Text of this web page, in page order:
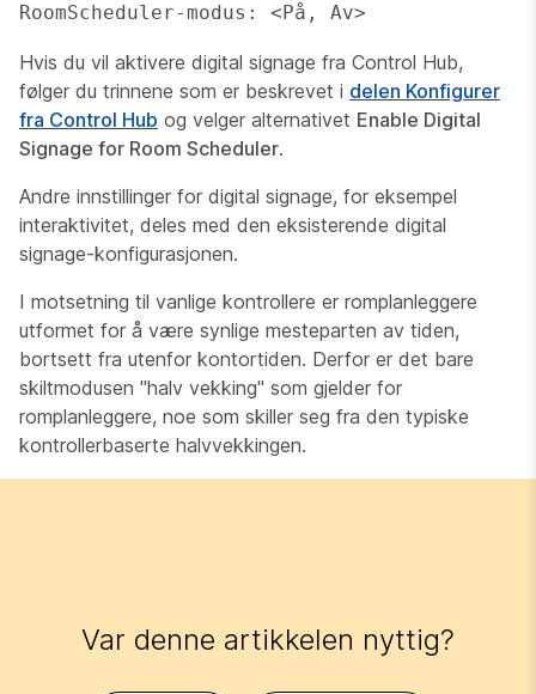
RoomScheduler-modus: <På, Av>
Hvis du vil aktivere digital signage fra Control Hub,
følger du trinnene som er beskrevet i delen Konfigurer
fra Control Hub og velger alternativet Enable Digital
Signage for Room Scheduler.
Andre innstillinger for digital signage, for eksempel
interaktivitet, deles med den eksisterende digital
signage-konfigurasjonen.
I motsetning til vanlige kontrollere er romplanleggere
utformet for å være synlige mesteparten av tiden,
bortsett fra utenfor kontortiden. Derfor er det bare
skiltmodusen "halv vekking" som gjelder for
romplanleggere, noe som skiller seg fra den typiske
kontrollerbaserte halvvekkingen.
Var denne artikkelen nyttig?